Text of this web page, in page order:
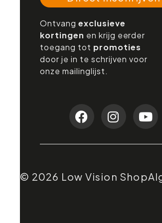
Ontvang exclusieve
kortingen en krijg eerder
toegang tot promoties
door je in te schrijven voor
onze mailinglijst.
© 2026 Low Vision Shop